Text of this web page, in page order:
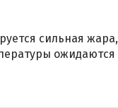
сильная жара,
ожидаются